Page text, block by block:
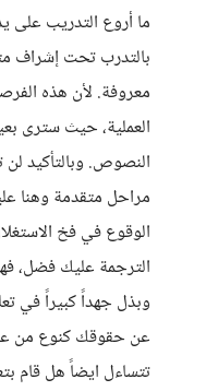
ما أروع التدريب على
بالتدرب تحت إشراف
معروفة. لأن هذه
العملية، حيث سترى
النصوص. وبالتأكيد
مراحل متقدمة وهنا
الوقوع في فخ
الترجمة عليك فضل،
وبذل جهداً كبيراً في
عن حقوقك كنوع من
تتساءل ايضاً هل قام